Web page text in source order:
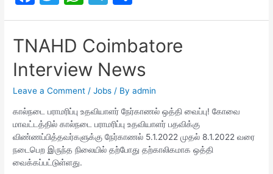
a
c
e
b
o
o
k
w
itt
er
h
at
s
A
p
p
el
e
gr
a
m
h
ar
e
TNAHD Coimbatore
Interview News
Leave a Comment /Jobs / Byadmin
கால்நடை பராமரிப்பு உதவியாளர் நேர்காணல் ஒத்தி வைப்பு! கோவை
மாவட்டத்தில் கால்நடை பராமரிப்பு உதவியாளர் பதவிக்கு
விண்ணப்பித்தவர்களுக்கு நேர்காணல் 5.1.2022 முதல் 8.1.2022 வரை
நடைபெற இருந்த நிலையில் தற்போது தற்காலிகமாக ஒத்தி
வைக்கப்பட்டுள்ளது.